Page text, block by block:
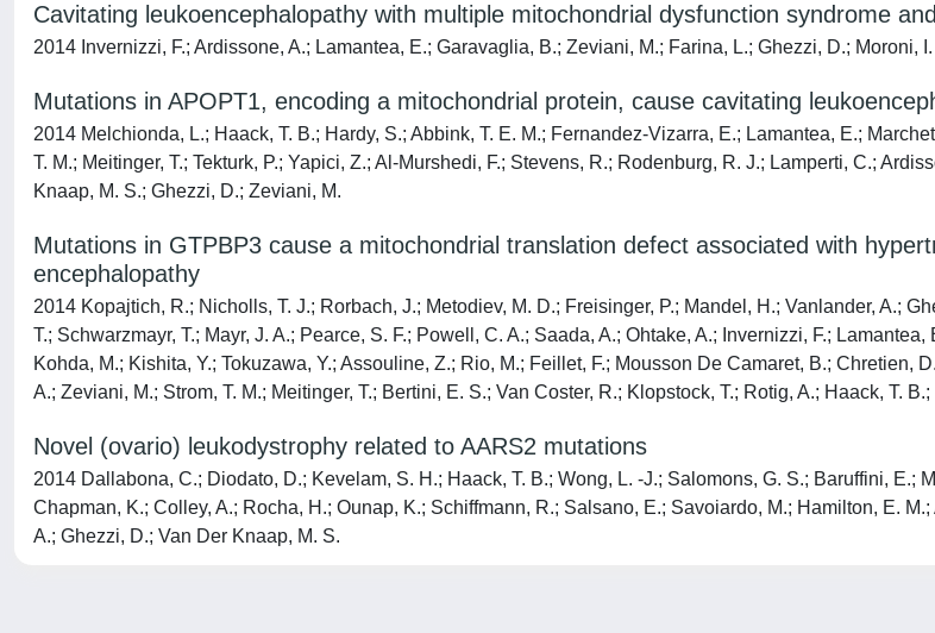
Cavitating leukoencephalopathy with multiple mitochondrial dysfunction syndrome
2014 Invernizzi, F.; Ardissone, A.; Lamantea, E.; Garavaglia, B.; Zeviani, M.; Farina, L.; Ghezzi, D.; Moroni, I.
Mutations in APOPT1, encoding a mitochondrial protein, cause cavitating
2014 Melchionda, L.; Haack, T. B.; Hardy, S.; Abbink, T. E. M.; Fernandez-Vizarra, E.; Lamantea, E.;
T. M.; Meitinger, T.; Tekturk, P.; Yapici, Z.; Al-Murshedi, F.; Stevens, R.; Rodenburg, R. J.; Lamperti, C.;
Knaap, M. S.; Ghezzi, D.; Zeviani, M.
Mutations in GTPBP3 cause a mitochondrial translation defect associated with
encephalopathy
2014 Kopajtich, R.; Nicholls, T. J.; Rorbach, J.; Metodiev, M. D.; Freisinger, P.; Mandel, H.; Vanlander, A.;
T.; Schwarzmayr, T.; Mayr, J. A.; Pearce, S. F.; Powell, C. A.; Saada, A.; Ohtake, A.; Invernizzi, F.;
Kohda, M.; Kishita, Y.; Tokuzawa, Y.; Assouline, Z.; Rio, M.; Feillet, F.; Mousson De Camaret, B.; Chretien,
A.; Zeviani, M.; Strom, T. M.; Meitinger, T.; Bertini, E. S.; Van Coster, R.; Klopstock, T.; Rotig, A.; Haack, T.
Novel (ovario) leukodystrophy related to AARS2 mutations
2014 Dallabona, C.; Diodato, D.; Kevelam, S. H.; Haack, T. B.; Wong, L. -J.; Salomons, G. S.; Baruffini, E.;
Chapman, K.; Colley, A.; Rocha, H.; Ounap, K.; Schiffmann, R.; Salsano, E.; Savoiardo, M.; Hamilton, E.
A.; Ghezzi, D.; Van Der Knaap, M. S.